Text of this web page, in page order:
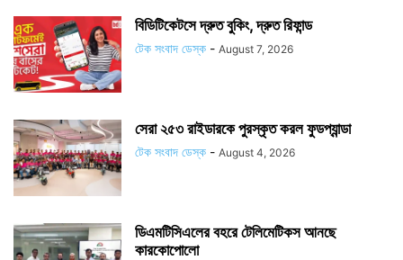
বিডিটিকেটসে দ্রুত বুকিং, দ্রুত রিফান্ড
টেক সংবাদ ডেস্ক - August 7, 2026
সেরা ২৫৩ রাইডারকে পুরস্কৃত করল ফুডপ্যান্ডা
টেক সংবাদ ডেস্ক - August 4, 2026
ডিএমটিসিএলের বহরে টেলিমেটিকস আনছে
কারকোপোলো